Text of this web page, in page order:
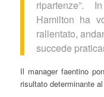
ripartenze”.
Hamilton ha
rallentato,
succede
Il manager faentino
risultato determinante